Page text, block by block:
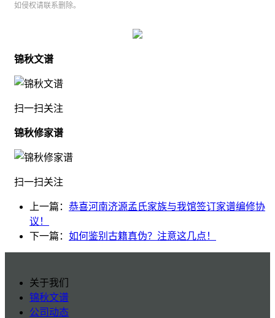
如侵权请联系删除。
锦秋文谱
扫一扫关注
锦秋修家谱
扫一扫关注
上一篇： 恭喜河南济源孟氏家族与我馆签订家谱编修协
议！
下一篇： 如何鉴别古籍真伪？注意这几点！
关于我们
锦秋文谱
公司动态